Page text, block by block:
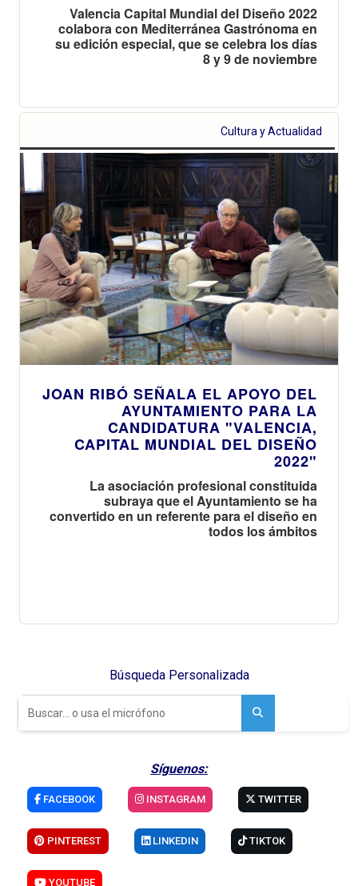
Valencia Capital Mundial del Diseño 2022
colabora con Mediterránea Gastrónoma en
su edición especial, que se celebra los días
8 y 9 de noviembre
Cultura y Actualidad
JOAN RIBÓ SEÑALA EL APOYO DEL
AYUNTAMIENTO PARA LA
CANDIDATURA "VALENCIA,
CAPITAL MUNDIAL DEL DISEÑO
2022"
La asociación profesional constituida
subraya que el Ayuntamiento se ha
convertido en un referente para el diseño en
todos los ámbitos
Búsqueda Personalizada
Síguenos:
FACEBOOK INSTAGRAM TWITTER
PINTEREST LINKEDIN TIKTOK
YOUTUBE